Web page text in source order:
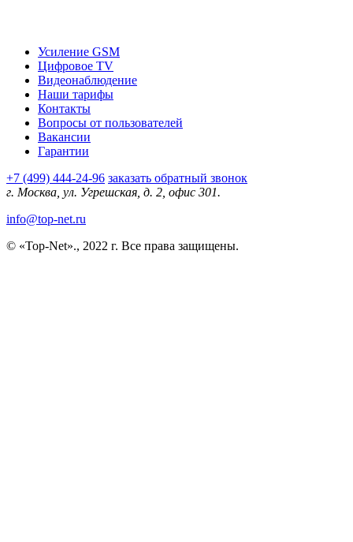
Усиление GSM
Цифровое TV
Видеонаблюдение
Наши тарифы
Контакты
Вопросы от пользователей
Вакансии
Гарантии
+7 (499) 444-24-96 заказать обратный звонок
г. Москва, ул. Угрешская, д. 2, офис 301.
info@top-net.ru
© «Top-Net»., 2022 г. Все права защищены.